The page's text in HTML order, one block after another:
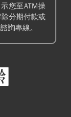
您至ATM操
分期付款或
詢專線。